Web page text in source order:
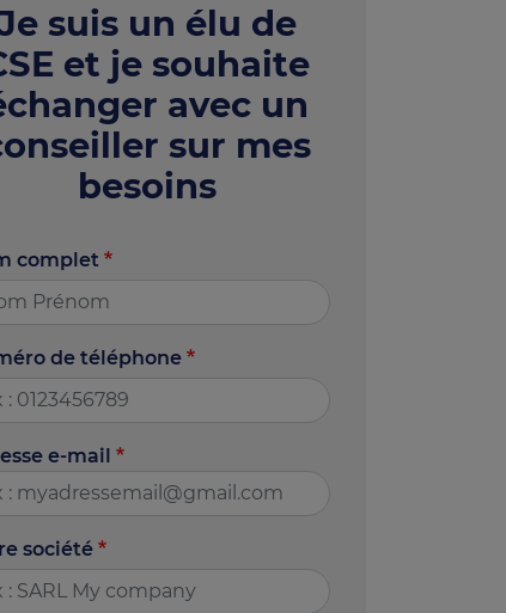
suis un élu de
et je souhaite
avec un
sur mes
besoins
complet
de téléphone
e-mail
société